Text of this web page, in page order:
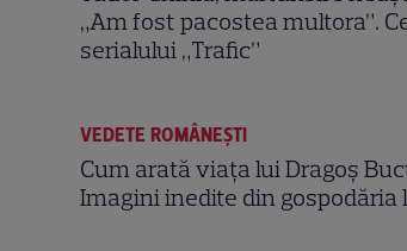
„Am fost pacostea multora”.
serialului „Trafic”
VEDETE ROMÂNEŞTI
Cum arată viața lui Dragoș
Imagini inedite din gospodăria